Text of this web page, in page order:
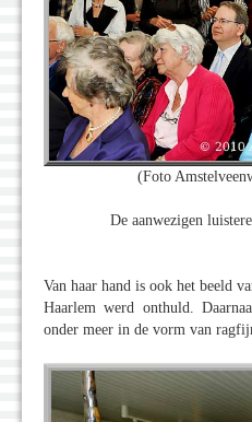
(Foto
De aanwezigen
Van haar hand is ook het beeld
Haarlem werd onthuld.
onder meer in de vorm van